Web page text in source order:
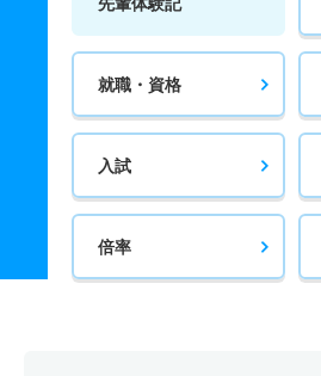
就職・資格
入試
倍率